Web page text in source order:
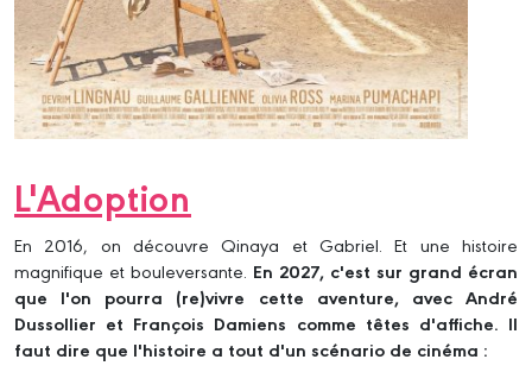
L'Adoption
En 2016, on découvre Qinaya et Gabriel. Et une histoire
magnifique et bouleversante. En 2027, c'est sur grand écran
que l'on pourra (re)vivre cette aventure, avec André
Dussollier et François Damiens comme têtes d'affiche. Il
faut dire que l'histoire a tout d'un scénario de cinéma :